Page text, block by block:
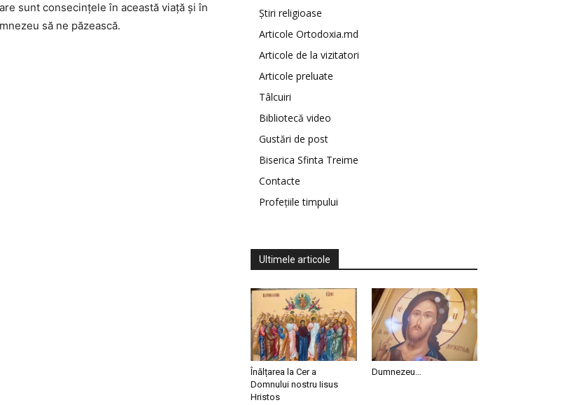
sunt consecinţele în această viaţă şi în
să ne păzească.
Știri religioase
Articole Ortodoxia.md
Articole de la vizitatori
Articole preluate
Tâlcuiri
Bibliotecă video
Gustări de post
Biserica Sfinta Treime
Contacte
Profețiile timpului
Ultimele articole
Înălțarea la Cer a
Domnului nostru Iisus
Hristos
Dumnezeu…